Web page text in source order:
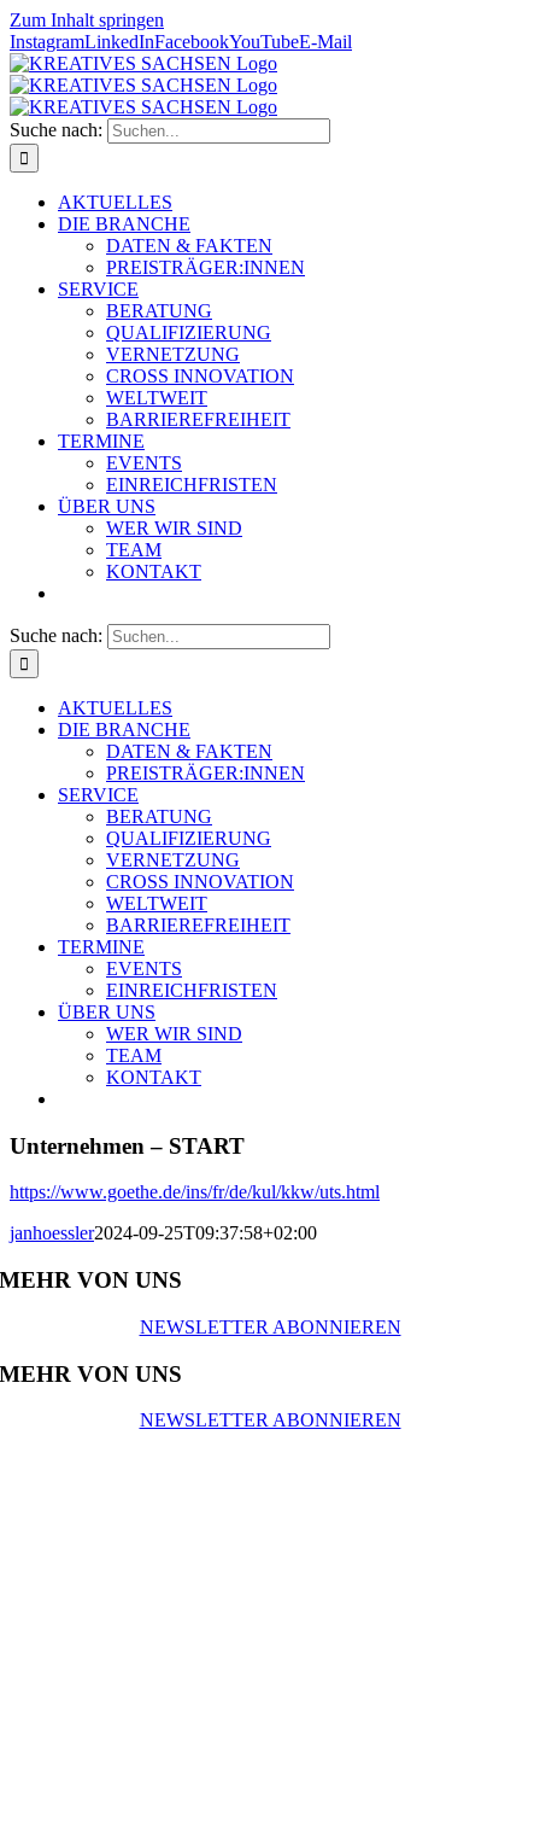
Zum Inhalt springen
InstagramLinkedInFacebookYouTubeE-Mail
Suche nach:
AKTUELLES
DIE BRANCHE
DATEN & FAKTEN
PREISTRÄGER:INNEN
SERVICE
BERATUNG
QUALIFIZIERUNG
VERNETZUNG
CROSS INNOVATION
WELTWEIT
BARRIEREFREIHEIT
TERMINE
EVENTS
EINREICHFRISTEN
ÜBER UNS
WER WIR SIND
TEAM
KONTAKT
Suche nach:
AKTUELLES
DIE BRANCHE
DATEN & FAKTEN
PREISTRÄGER:INNEN
SERVICE
BERATUNG
QUALIFIZIERUNG
VERNETZUNG
CROSS INNOVATION
WELTWEIT
BARRIEREFREIHEIT
TERMINE
EVENTS
EINREICHFRISTEN
ÜBER UNS
WER WIR SIND
TEAM
KONTAKT
Unternehmen – START
https://www.goethe.de/ins/fr/de/kul/kkw/uts.html
janhoessler2024-09-25T09:37:58+02:00
MEHR VON UNS
NEWSLETTER ABONNIEREN
MEHR VON UNS
NEWSLETTER ABONNIEREN